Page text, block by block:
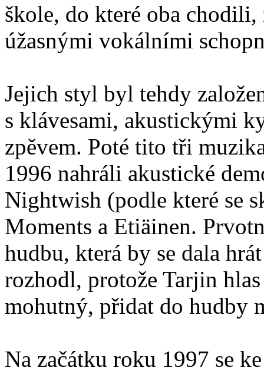
škole, do které oba
úžasnými vokálními
Jejich styl byl tehdy
s klávesami, akustickými
zpěvem. Poté tito tři
1996 nahráli akustické
Nightwish (podle které se
Moments a Etiäinen.
hudbu, která by se dala
rozhodl, protože Tarjin
mohutný, přidat do hudby
Na začátku roku 1997 se